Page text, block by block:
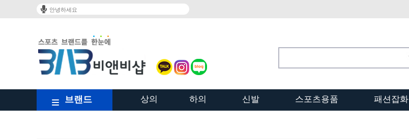
안녕하세요
브랜드 상의 하의 신발 스포츠용품 패션잡화